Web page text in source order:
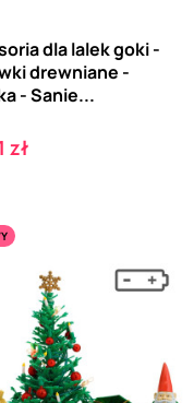
dla lalek goki -
drewniane -
- Sanie...
zł